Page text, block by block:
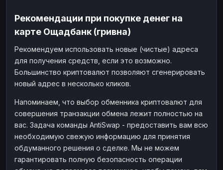
Рекомендации при покупке денег на
карте Ощадбанк (гривна)
Рекомендуем использовать новые (чистые) адреса
для получения средств, если это возможно.
Большинство криптовалют позволяют сгенерировать
новый адрес в несколько кликов.
Напоминаем, что выбор обменника криптовалют для
совершения транзакции обмена лежит полностью на
вас. Задача команды AntiSwap - предоставить вам всю
необходимую свежую информацию для принятия
обдуманного решения о сделке. Мы не можем
гарантировать полную безопасность операции